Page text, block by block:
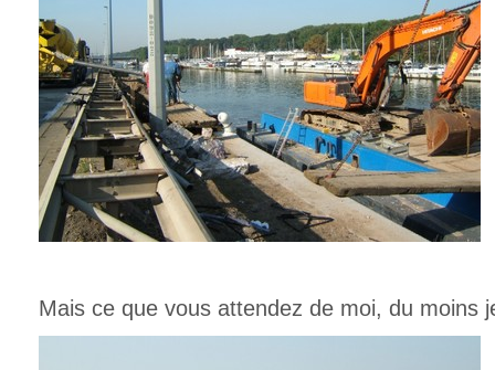
Mais ce que vous attendez de moi, du moins